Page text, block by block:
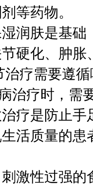
等药物。
润肤是基
硬化、肿胀
治疗需要遵
治疗时，需
疗是防止手
活质量的
激性过强